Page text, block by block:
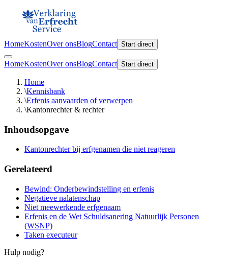
HomeKostenOver onsBlogContact Start direct
HomeKostenOver onsBlogContact Start direct
Home
\Kennisbank
\Erfenis aanvaarden of verwerpen
\Kantonrechter & rechter
Inhoudsopgave
Kantonrechter bij erfgenamen die niet reageren
Gerelateerd
Bewind: Onderbewindstelling en erfenis
Negatieve nalatenschap
Niet meewerkende erfgenaam
Erfenis en de Wet Schuldsanering Natuurlijk Personen
(WSNP)
Taken executeur
Hulp nodig?